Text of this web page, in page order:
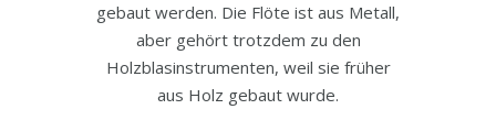
gebaut werden. Die Flöte ist aus Metall,
aber gehört trotzdem zu den
Holzblasinstrumenten, weil sie früher
aus Holz gebaut wurde.